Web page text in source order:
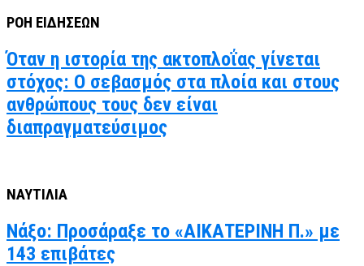
ΡΟΗ ΕΙΔΗΣΕΩΝ
Όταν η ιστορία της ακτοπλοΐας γίνεται
στόχος: Ο σεβασμός στα πλοία και στους
ανθρώπους τους δεν είναι
διαπραγματεύσιμος
ΝΑΥΤΙΛΙΑ
Νάξο: Προσάραξε το «ΑΙΚΑΤΕΡΙΝΗ Π.» με
143 επιβάτες